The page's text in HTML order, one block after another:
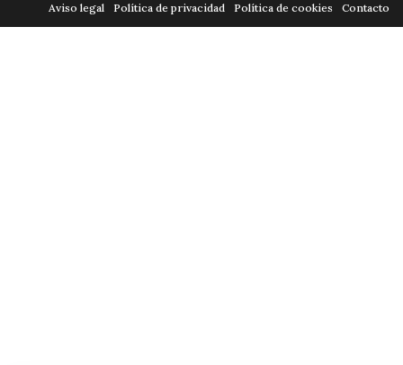
Aviso legal Política de privacidad Política de cookies Contacto